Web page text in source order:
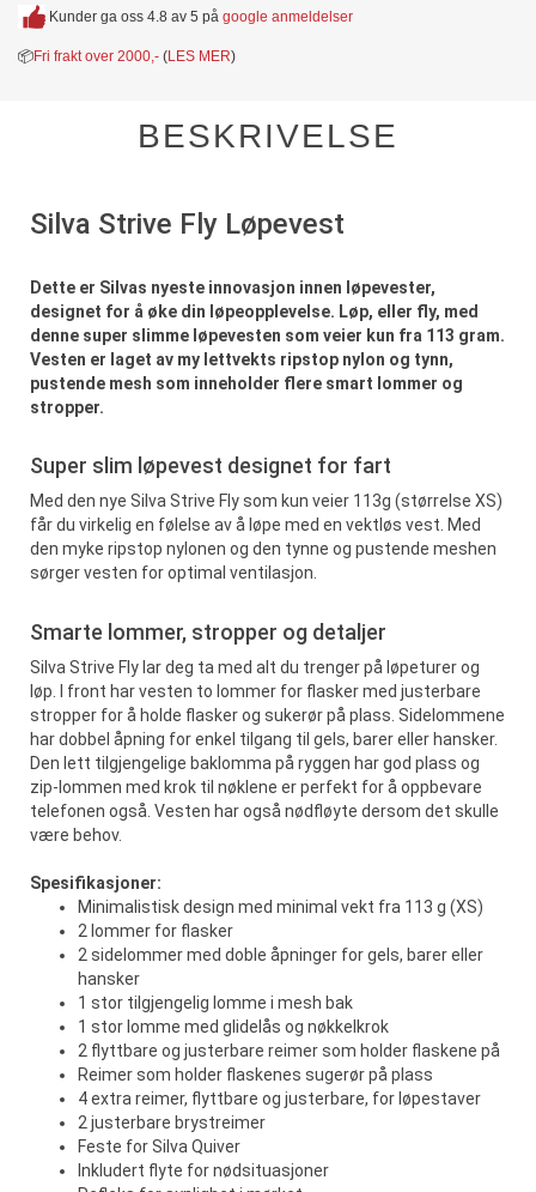
Kunder ga oss 4.8 av 5 på google anmeldelser
📦Fri frakt over 2000,- (LES MER)
BESKRIVELSE
Silva Strive Fly Løpevest
Dette er Silvas nyeste innovasjon innen løpevester,
designet for å øke din løpeopplevelse. Løp, eller fly, med
denne super slimme løpevesten som veier kun fra 113 gram.
Vesten er laget av my lettvekts ripstop nylon og tynn,
pustende mesh som inneholder flere smart lommer og
stropper.
Super slim løpevest designet for fart
Med den nye Silva Strive Fly som kun veier 113g (størrelse XS)
får du virkelig en følelse av å løpe med en vektløs vest. Med
den myke ripstop nylonen og den tynne og pustende meshen
sørger vesten for optimal ventilasjon.
Smarte lommer, stropper og detaljer
Silva Strive Fly lar deg ta med alt du trenger på løpeturer og
løp. I front har vesten to lommer for flasker med justerbare
stropper for å holde flasker og sukerør på plass. Sidelommene
har dobbel åpning for enkel tilgang til gels, barer eller hansker.
Den lett tilgjengelige baklomma på ryggen har god plass og
zip-lommen med krok til nøklene er perfekt for å oppbevare
telefonen også. Vesten har også nødfløyte dersom det skulle
være behov.
Spesifikasjoner:
Minimalistisk design med minimal vekt fra 113 g (XS)
2 lommer for flasker
2 sidelommer med doble åpninger for gels, barer eller
hansker
1 stor tilgjengelig lomme i mesh bak
1 stor lomme med glidelås og nøkkelkrok
2 flyttbare og justerbare reimer som holder flaskene på
Reimer som holder flaskenes sugerør på plass
4 extra reimer, flyttbare og justerbare, for løpestaver
2 justerbare brystreimer
Feste for Silva Quiver
Inkludert flyte for nødsituasjoner